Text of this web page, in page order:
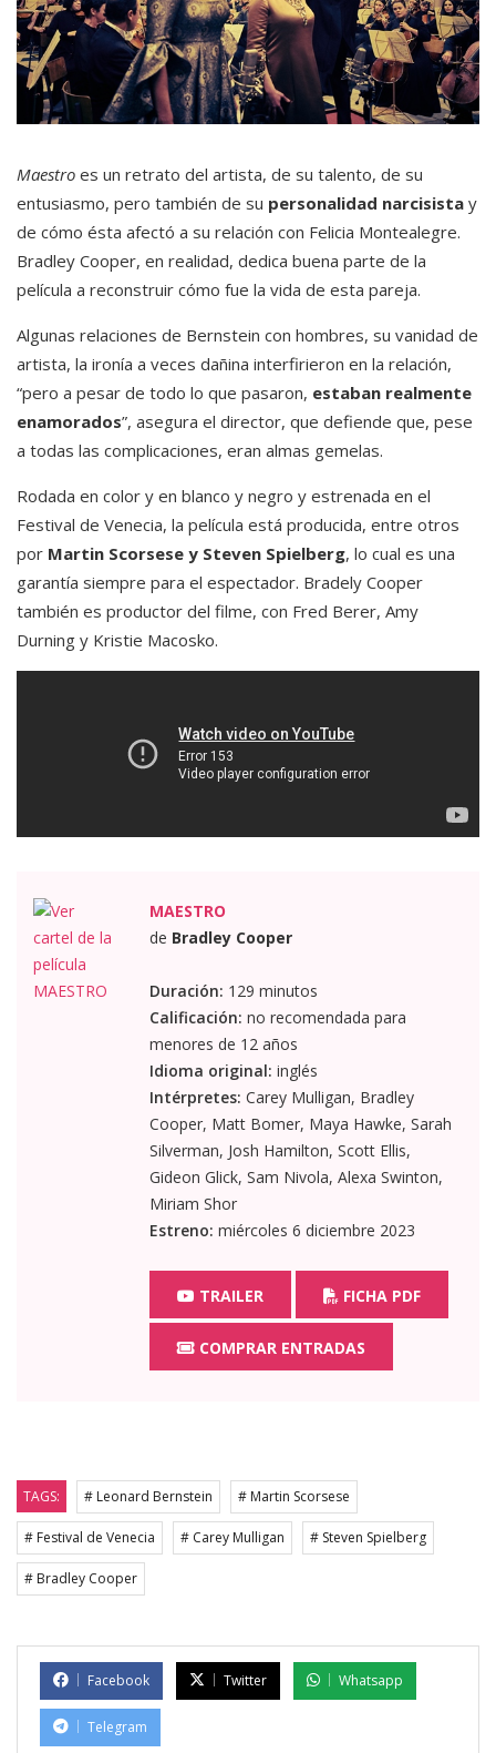
Maestro es un retrato del artista, de su talento, de su
entusiasmo, pero también de su personalidad narcisista y
de cómo ésta afectó a su relación con Felicia Montealegre.
Bradley Cooper, en realidad, dedica buena parte de la
película a reconstruir cómo fue la vida de esta pareja.
Algunas relaciones de Bernstein con hombres, su vanidad de
artista, la ironía a veces dañina interfirieron en la relación,
“pero a pesar de todo lo que pasaron, estaban realmente
enamorados”, asegura el director, que defiende que, pese
a todas las complicaciones, eran almas gemelas.
Rodada en color y en blanco y negro y estrenada en el
Festival de Venecia, la película está producida, entre otros
por Martin Scorsese y Steven Spielberg, lo cual es una
garantía siempre para el espectador. Bradely Cooper
también es productor del filme, con Fred Berer, Amy
Durning y Kristie Macosko.
MAESTRO
de Bradley Cooper
Duración: 129 minutos
Calificación: no recomendada para
menores de 12 años
Idioma original: inglés
Intérpretes: Carey Mulligan, Bradley
Cooper, Matt Bomer, Maya Hawke, Sarah
Silverman, Josh Hamilton, Scott Ellis,
Gideon Glick, Sam Nivola, Alexa Swinton,
Miriam Shor
Estreno: miércoles 6 diciembre 2023
TRAILER FICHA PDF
COMPRAR ENTRADAS
TAGS: # Leonard Bernstein # Martin Scorsese
# Festival de Venecia # Carey Mulligan # Steven Spielberg
# Bradley Cooper
Facebook Twitter Whatsapp
Telegram